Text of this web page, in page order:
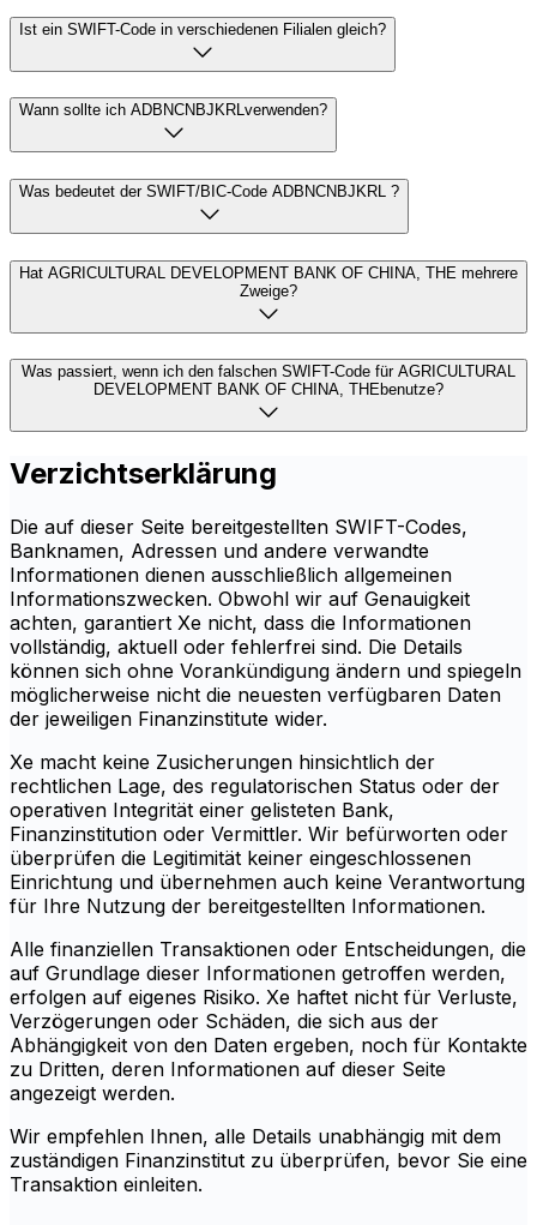
Ist ein SWIFT-Code in verschiedenen Filialen gleich?
Wann sollte ich ADBNCNBJKRLverwenden?
Was bedeutet der SWIFT/BIC-Code ADBNCNBJKRL ?
Hat AGRICULTURAL DEVELOPMENT BANK OF CHINA, THE mehrere
Zweige?
Was passiert, wenn ich den falschen SWIFT-Code für AGRICULTURAL
DEVELOPMENT BANK OF CHINA, THEbenutze?
Verzichtserklärung
Die auf dieser Seite bereitgestellten SWIFT-Codes,
Banknamen, Adressen und andere verwandte
Informationen dienen ausschließlich allgemeinen
Informationszwecken. Obwohl wir auf Genauigkeit
achten, garantiert Xe nicht, dass die Informationen
vollständig, aktuell oder fehlerfrei sind. Die Details
können sich ohne Vorankündigung ändern und spiegeln
möglicherweise nicht die neuesten verfügbaren Daten
der jeweiligen Finanzinstitute wider.
Xe macht keine Zusicherungen hinsichtlich der
rechtlichen Lage, des regulatorischen Status oder der
operativen Integrität einer gelisteten Bank,
Finanzinstitution oder Vermittler. Wir befürworten oder
überprüfen die Legitimität keiner eingeschlossenen
Einrichtung und übernehmen auch keine Verantwortung
für Ihre Nutzung der bereitgestellten Informationen.
Alle finanziellen Transaktionen oder Entscheidungen, die
auf Grundlage dieser Informationen getroffen werden,
erfolgen auf eigenes Risiko. Xe haftet nicht für Verluste,
Verzögerungen oder Schäden, die sich aus der
Abhängigkeit von den Daten ergeben, noch für Kontakte
zu Dritten, deren Informationen auf dieser Seite
angezeigt werden.
Wir empfehlen Ihnen, alle Details unabhängig mit dem
zuständigen Finanzinstitut zu überprüfen, bevor Sie eine
Transaktion einleiten.